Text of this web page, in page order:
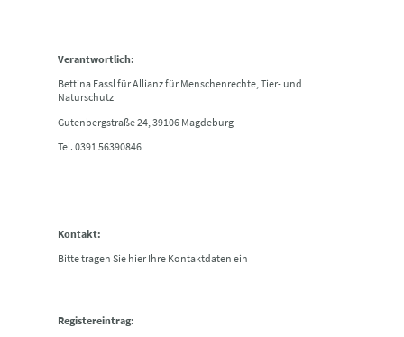
Verantwortlich:
Bettina Fassl für Allianz für Menschenrechte, Tier- und
Naturschutz
Gutenbergstraße 24, 39106 Magdeburg
Tel. 0391 56390846
Kontakt:
Bitte tragen Sie hier Ihre Kontaktdaten ein
Registereintrag: